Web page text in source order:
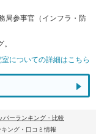
局参事官（インフラ・防
についての詳細はこちら
パーランキング・比較
ング・口コミ情報